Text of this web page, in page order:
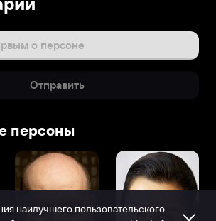
о персоне
Отправить
персоны
наилучшего пользовательского